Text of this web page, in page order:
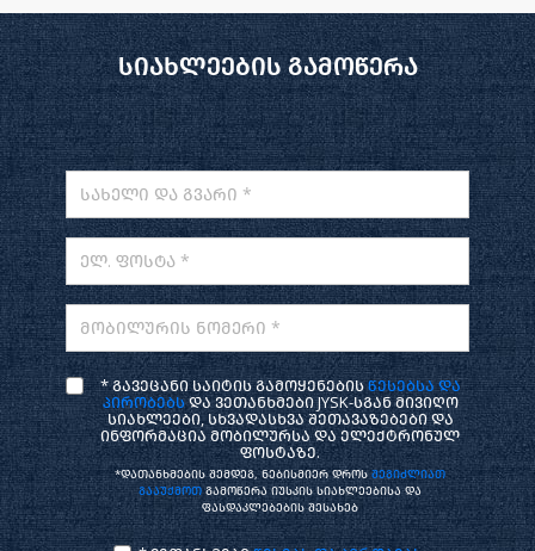
სიახლეების გამოწერა
სახელი და გვარი *
ელ. ფოსტა *
მობილურის ნომერი *
* გავეცანი საიტის გამოყენებისწესებსა და
პირობებსდა ვეთანხმები JYSK-სგან მივიღო
სიახლეები, სხვადასხვა შეთავაზებები და
ინფორმაცია მობილურსა და ელექტრონულ
ფოსტაზე.
*დათანხმების შემდეგ, ნებისმიერ დროს შეგიძლიათ
გააუქმოთგამოწერა იუსკის სიახლეებისა და
ფასდაკლებების შესახებ